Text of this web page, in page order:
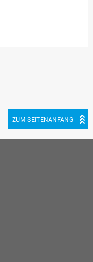
ZUM SEITENANFANG